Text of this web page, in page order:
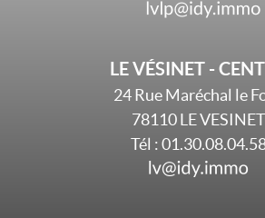
LE VÉSINET -
24 Rue Maréchal le
78110LE VESINET
Tél :